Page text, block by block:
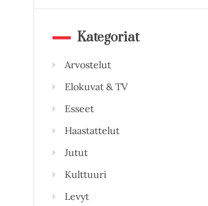
Kategoriat
Arvostelut
Elokuvat & TV
Esseet
Haastattelut
Jutut
Kulttuuri
Levyt